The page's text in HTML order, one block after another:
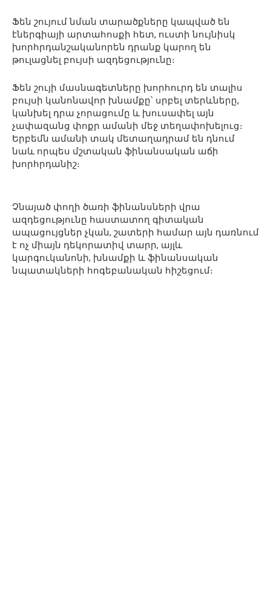
Ֆեն շույում նման տարածքները կապված են
էներգիայի արտահոսքի հետ, ուստի նույնիսկ
խորհրդանշականորեն դրանք կարող են
թուլացնել բույսի ազդեցությունը։
Ֆեն շույի մասնագետները խորհուրդ են տալիս
բույսի կանոնավոր խնամքը՝ սրբել տերևները,
կանխել դրա չորացումը և խուսափել այն
չափազանց փոքր ամանի մեջ տեղափոխելուց։
Երբեմն ամանի տակ մետաղադրամ են դնում
նաև որպես մշտական ​​ֆինանսական աճի
խորհրդանիշ։
Չնայած փողի ծառի ֆինանսների վրա
ազդեցությունը հաստատող գիտական ​​​​
ապացույցներ չկան, շատերի համար այն դառնում
է ոչ միայն դեկորատիվ տարր, այլև
կարգուկանոնի, խնամքի և ֆինանսական
նպատակների հոգեբանական հիշեցում։